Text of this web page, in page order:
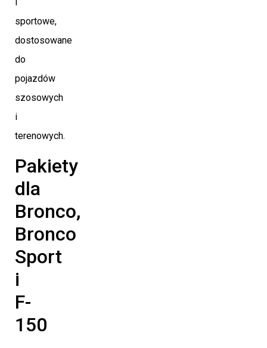
i
sportowe,
dostosowane
do
pojazdów
szosowych
i
terenowych.
Pakiety
dla
Bronco,
Bronco
Sport
i
F-
150